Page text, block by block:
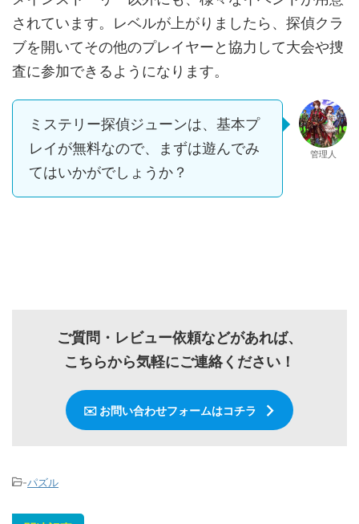
されています。レベルが上がりましたら、探偵クラ
ブを開いてその他のプレイヤーと協力して大会や捜
査に参加できるようになります。
ミステリー探偵ジューンは、基本プ
レイが無料なので、まずは遊んでみ
てはいかがでしょうか？
管理人
ご質問・レビュー依頼などがあれば、
こちらから気軽にご連絡ください！
✉️ お問い合わせフォームはコチラ
-パズル